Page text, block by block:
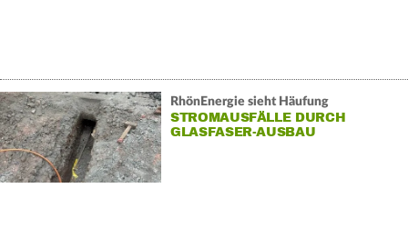
RhönEnergie sieht Häufung
STROMAUSFÄLLE DURCH
GLASFASER-AUSBAU